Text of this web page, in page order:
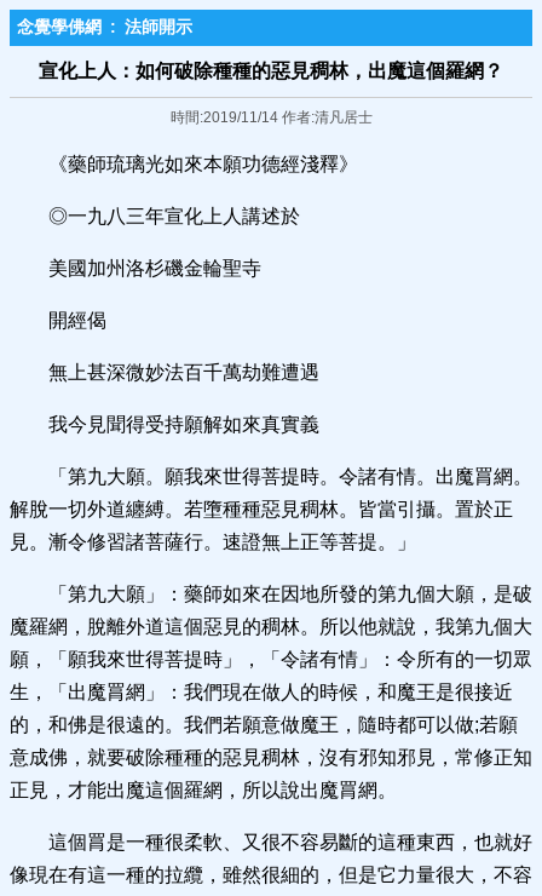
念覺學佛網 : 法師開示
宣化上人：如何破除種種的惡見稠林，出魔這個羅網？
時間:2019/11/14 作者:清凡居士
《藥師琉璃光如來本願功德經淺釋》
◎一九八三年宣化上人講述於
美國加州洛杉磯金輪聖寺
開經偈
無上甚深微妙法百千萬劫難遭遇
我今見聞得受持願解如來真實義
「第九大願。願我來世得菩提時。令諸有情。出魔罥網。
解脫一切外道纏縛。若墮種種惡見稠林。皆當引攝。置於正
見。漸令修習諸菩薩行。速證無上正等菩提。」
「第九大願」：藥師如來在因地所發的第九個大願，是破
魔羅網，脫離外道這個惡見的稠林。所以他就說，我第九個大
願，「願我來世得菩提時」，「令諸有情」：令所有的一切眾
生，「出魔罥網」：我們現在做人的時候，和魔王是很接近
的，和佛是很遠的。我們若願意做魔王，隨時都可以做;若願
意成佛，就要破除種種的惡見稠林，沒有邪知邪見，常修正知
正見，才能出魔這個羅網，所以說出魔罥網。
這個罥是一種很柔軟、又很不容易斷的這種東西，也就好
像現在有這一種的拉纜，雖然很細的，但是它力量很大，不容